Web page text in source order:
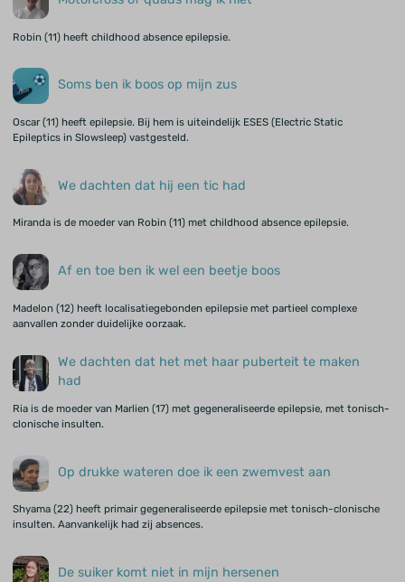
Robin (11) heeft childhood absence epilepsie.
Soms ben ik boos op mijn zus
Oscar (11) heeft epilepsie. Bij hem is uiteindelijk ESES (Electric Static
Epileptics in Slowsleep) vastgesteld.
We dachten dat hij een tic had
Miranda is de moeder van Robin (11) met childhood absence epilepsie.
Af en toe ben ik wel een beetje boos
Madelon (12) heeft localisatiegebonden epilepsie met partieel complexe
aanvallen zonder duidelijke oorzaak.
We dachten dat het met haar puberteit te maken
had
Ria is de moeder van Marlien (17) met gegeneraliseerde epilepsie, met tonisch-
clonische insulten.
Op drukke wateren doe ik een zwemvest aan
Shyama (22) heeft primair gegeneraliseerde epilepsie met tonisch-clonische
insulten. Aanvankelijk had zij absences.
De suiker komt niet in mijn hersenen